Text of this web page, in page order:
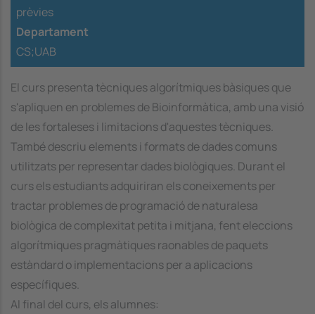
prèvies
Departament
CS;UAB
El curs presenta tècniques algorítmiques bàsiques que
s'apliquen en problemes de Bioinformàtica, amb una visió
de les fortaleses i limitacions d'aquestes tècniques.
També descriu elements i formats de dades comuns
utilitzats per representar dades biològiques. Durant el
curs els estudiants adquiriran els coneixements per
tractar problemes de programació de naturalesa
biològica de complexitat petita i mitjana, fent eleccions
algorítmiques pragmàtiques raonables de paquets
estàndard o implementacions per a aplicacions
específiques.
Al final del curs, els alumnes: